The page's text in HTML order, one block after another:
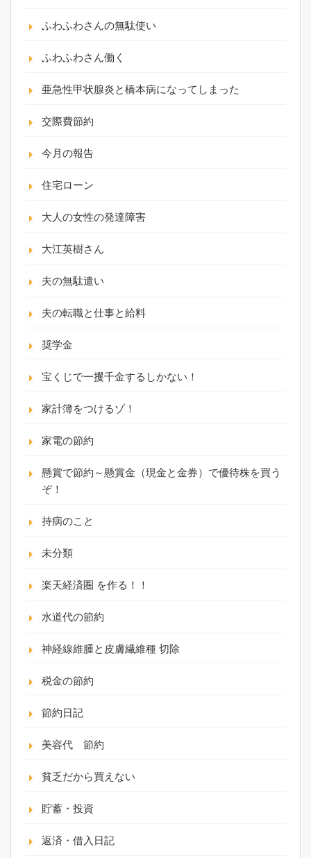
ふわふわさんの無駄使い
ふわふわさん働く
亜急性甲状腺炎と橋本病になってしまった
交際費節約
今月の報告
住宅ローン
大人の女性の発達障害
大江英樹さん
夫の無駄遣い
夫の転職と仕事と給料
奨学金
宝くじで一攫千金するしかない！
家計簿をつけるゾ！
家電の節約
懸賞で節約～懸賞金（現金と金券）で優待株を買う
ぞ！
持病のこと
未分類
楽天経済圏 を作る！！
水道代の節約
神経線維腫と皮膚繊維種 切除
税金の節約
節約日記
美容代 節約
貧乏だから買えない
貯蓄・投資
返済・借入日記